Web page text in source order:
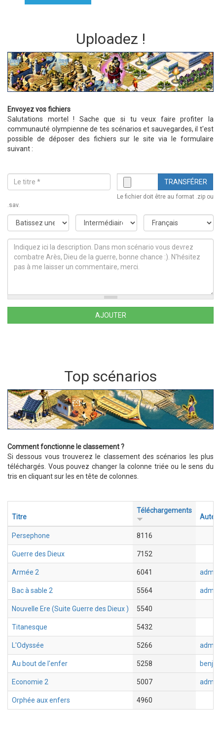
Uploadez !
Envoyez vos fichiers
Salutations mortel ! Sache que si tu veux faire profiter la
communauté olympienne de tes scénarios et sauvegardes, il t'est
possible de déposer des fichiers sur le site via le formulaire
suivant :
*
TRANSFÉRER
Fichier
Le fichier doit être au format .zip ou
.sav.
*
*
AJOUTER
Top scénarios
Comment fonctionne le classement ?
Si dessous vous trouverez le classement des scénarios les plus
téléchargés. Vous pouvez changer la colonne triée ou le sens du
tris en cliquant sur les en tête de colonnes.
Titre
Téléchargements
Auteur
Persephone 8116
Guerre des Dieux 7152
Armée 2 6041 admin
Bac à sable 2 5564 admin
Nouvelle Ere (Suite Guerre des Dieux ) 5540
Titanesque 5432
L'Odyssée 5266 admin
Au bout de l'enfer 5258
Economie 2 5007 admin
Orphée aux enfers 4960